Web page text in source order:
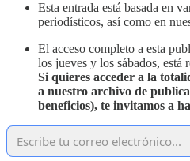
Esta entrada está basada en
periodísticos, así como en
El acceso completo a esta
los jueves y los sábados, está
Si quieres acceder a la
a nuestro archivo de
beneficios), te invitamos a